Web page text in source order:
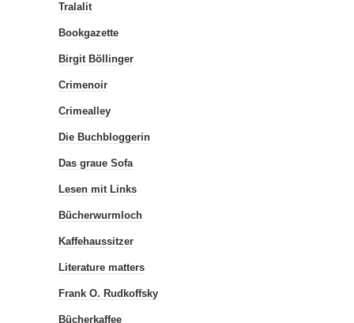
Tralalit
Bookgazette
Birgit Böllinger
Crimenoir
Crimealley
Die Buchbloggerin
Das graue Sofa
Lesen mit Links
Bücherwurmloch
Kaffehaussitzer
Literature matters
Frank O. Rudkoffsky
Bücherkaffee